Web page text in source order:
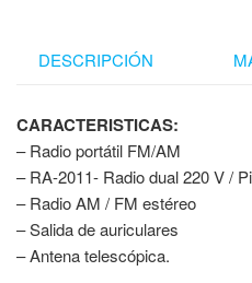
DESCRIPCIÓN
CARACTERISTICAS:
– Radio portátil FM/AM
– RA-2011- Radio dual 220 V /
– Radio AM / FM estéreo
– Salida de auriculares
– Antena telescópica.